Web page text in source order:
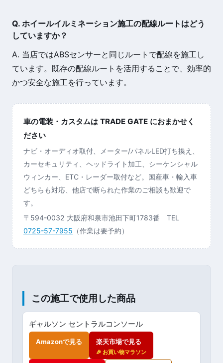
Q. ホイールイルミネーション施工の配線ルートはどう
していますか？
A. 当店ではABSセンサーと同じルートで配線を施工し
ています。既存の配線ルートを活用することで、効率的
かつ安全な施工を行っています。
車の電装・カスタムは TRADE GATE におまかせく
ださい
ナビ・オーディオ取付、メーター/パネルLED打ち換え、
カーセキュリティ、ヘッドライト加工、シーケンシャル
ウィンカー、ETC・レーダー取付など。国産車・輸入車
どちらも対応、他店で断られた作業のご相談も歓迎で
す。
〒594-0032 大阪府和泉市池田下町1783番 TEL
0725-57-7955 （作業は要予約）
この施工で使用した商品
ギャルソン セントラルコンソール
Amazonで見る 楽天市場で見る
🎉 お買い物マラソン